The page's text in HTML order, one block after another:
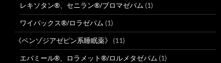
レキソタン®、セニラン®/ブロマゼパム (1)
ワイパックス®/ロラゼパム (1)
《ベンゾジアゼピン系睡眠薬》 (11)
エバミール®、ロラメット®/ロルメタゼパム (1)